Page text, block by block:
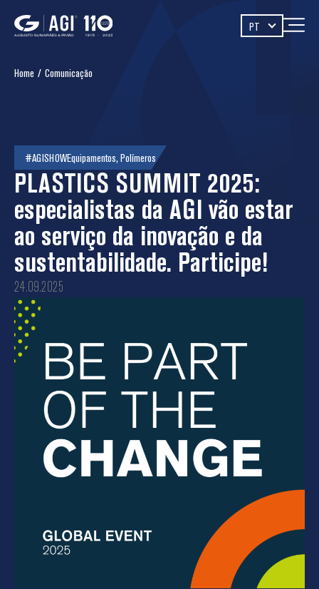
PT
Home / Comunicação
#AGISHOWEquipamentos, Polímeros
PLASTICS SUMMIT 2025:
especialistas da AGI vão estar
ao serviço da inovação e da
sustentabilidade. Participe!
24.09.2025